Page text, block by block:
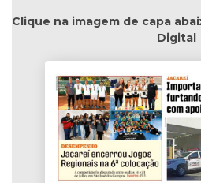
Clique na imagem de capa
Digital